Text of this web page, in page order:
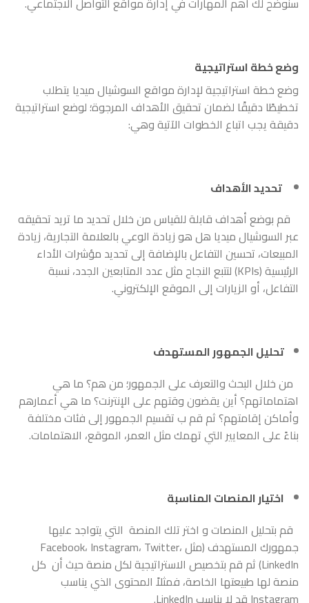
وضع خطة استراتيجية
وضع خطة استراتيجية لإدارة مواقع السوشيال ميديا يتطلب
تخطيطًا دقيقًا لضمان تحقيق الأهداف المرجوة؛ لوضع استراتيجية
دقيقة يجب اتباع الخطوات الآتية وهي:
تحديد الأهداف
قم بوضع أهداف قابلة للقياس من خلال تحديد ما تريد تحقيقه
عبر السوشيال ميديا هل هو زيادة الوعي بالعلامة التجارية، زيادة
المبيعات، تحسين التفاعل بالإضافة إلى تحديد مؤشرات الأداء
الرئيسية (KPIs) لتتبع النجاح مثل عدد المتابعين الجدد، نسبة
التفاعل، أو الزيارات إلى الموقع الإلكتروني.
تحليل الجمهور المستهدف
من خلال البحث والتعرف على الجمهور؛ من هم؟ ما هي
اهتماماتهم؟ أين يقضون وقتهم على الإنترنت؟ ما هي أعمارهم
وأماكن إقامتهم؟ ثم قم ب تقسيم الجمهور إلى فئات مختلفة
بناءً على المعايير التي تهمك مثل العمر، الموقع، الاهتمامات.
اختيار المنصات المناسبة
قم بتحليل المنصات و اختر تلك المنصة التي يتواجد عليها
جمهورك المستهدف (مثل Facebook، Instagram، Twitter،
LinkedIn) ثم قم بتخصيص الاستراتيجية لكل منصة حيث أن كل
منصة لها طبيعتها الخاصة، فمثلاً المحتوى الذي يناسب